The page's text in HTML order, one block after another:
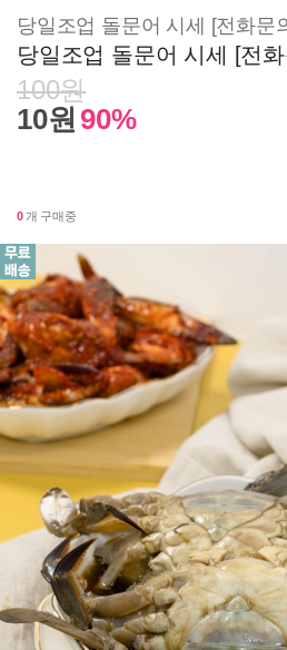
당일조업 돌문어 시세 [전화문
100원
10원 90%
0 개 구매중